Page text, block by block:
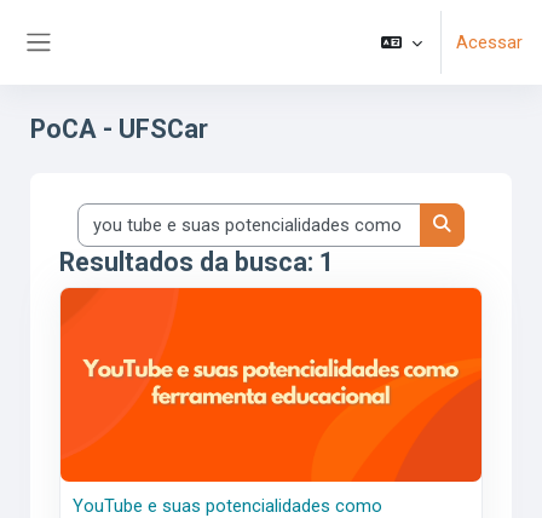
Acessar
PoCA - UFSCar
Buscar cursos
Buscar
Resultados da busca: 1
<span class="highlight">You</span><span
YouTube e suas potencialidades como